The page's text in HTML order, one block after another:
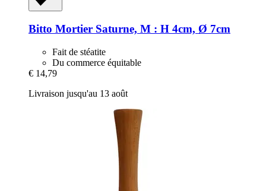
Bitto Mortier Saturne, M : H 4cm, Ø 7cm
Fait de stéatite
Du commerce équitable
€ 14,79
Livraison jusqu'au 13 août